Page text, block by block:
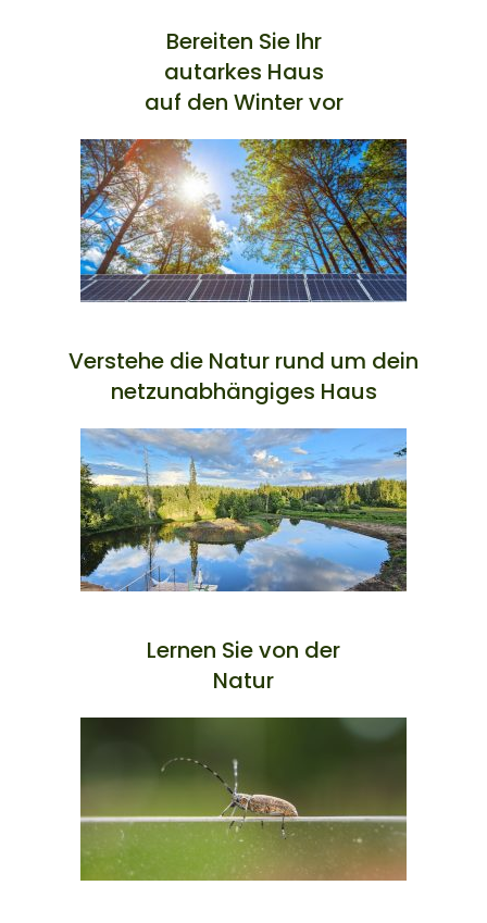
Bereiten Sie Ihr
autarkes Haus
auf den Winter vor
Verstehe die Natur rund um dein
netzunabhängiges Haus
Lernen Sie von der
Natur